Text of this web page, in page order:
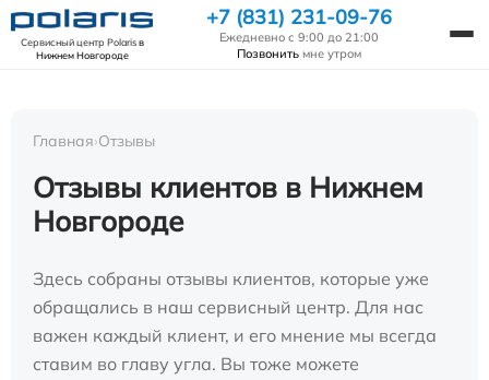
Сервисный центр Polarisв
Нижнем Новгороде
+7 (831) 231-09-76
Ежедневно с 9:00 до 21:00
Позвонить мне утром
Главная›Отзывы
Отзывы клиентов в Нижнем
Новгороде
Здесь собраны отзывы клиентов, которые уже
обращались в наш сервисный центр. Для нас
важен каждый клиент, и его мнение мы всегда
ставим во главу угла. Вы тоже можете